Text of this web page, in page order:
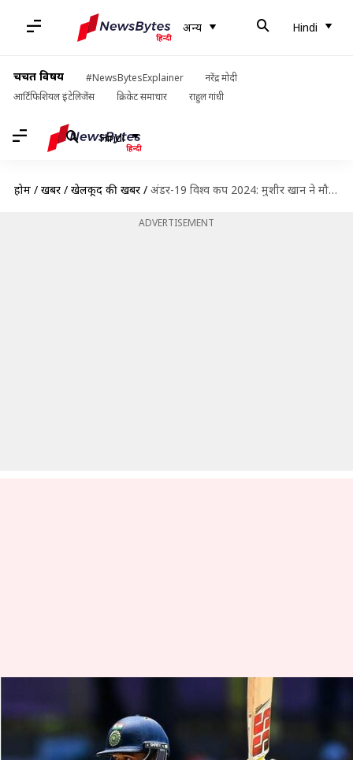
अन्य Hindi
चर्चित विषय #NewsBytesExplainer
नरेंद्र मोदी
आर्टिफिशियल इंटेलिजेंस
क्रिकेट समाचार राहुल गांधी
Hindi
होम / खबरें / खेलकूद की खबरें / अंडर-19 विश्व कप 2024: मुशीर खान ने मौजूदा संस्करण में लगाया अपना दूसरा शतक
ADVERTISEMENT
अंडर-19 विश्व कप 2024: मुशीर
खान ने मौजूदा संस्करण में लगाया
अपना दूसरा शतक